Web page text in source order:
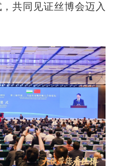
共同见证丝博会迈入